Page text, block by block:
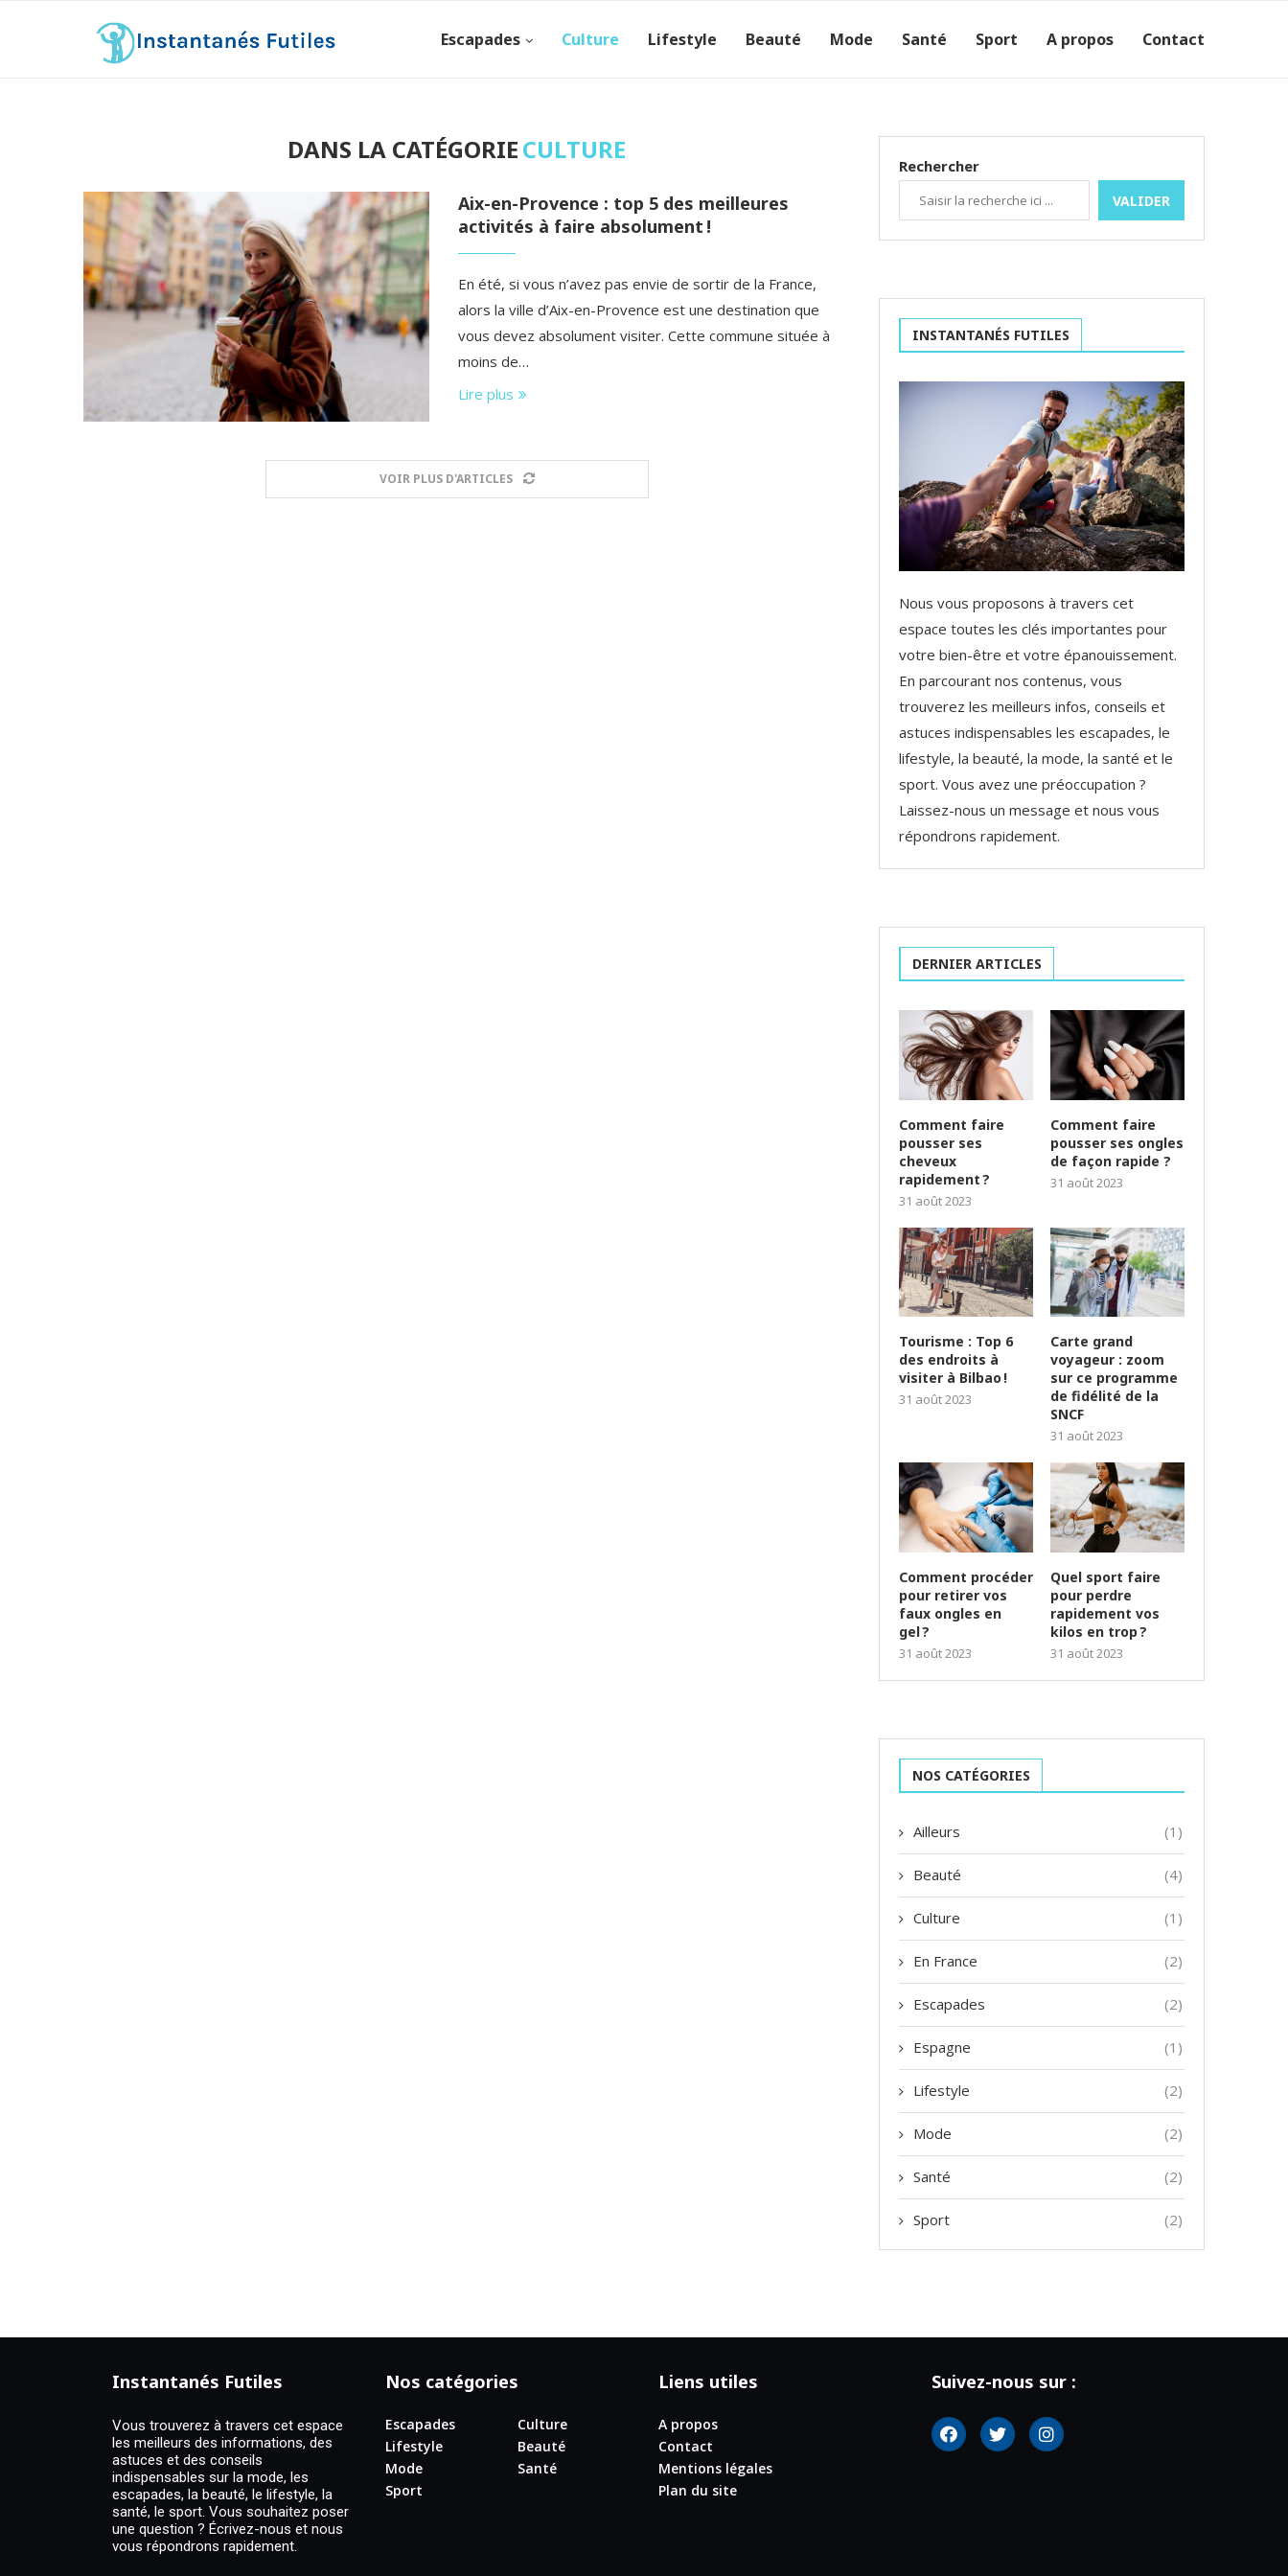
Escapades Culture Lifestyle Beauté Mode Santé Sport A propos Contact
DANS LA CATÉGORIECULTURE
Aix-en-Provence : top 5 des meilleures
activités à faire absolument !
En été, si vous n’avez pas envie de sortir de la France,
alors la ville d’Aix-en-Provence est une destination que
vous devez absolument visiter. Cette commune située à
moins de…
Lire plus
VOIR PLUS D'ARTICLES
Rechercher
VALIDER
INSTANTANÉS FUTILES
Nous vous proposons à travers cet
espace toutes les clés importantes pour
votre bien-être et votre épanouissement.
En parcourant nos contenus, vous
trouverez les meilleurs infos, conseils et
astuces indispensables les escapades, le
lifestyle, la beauté, la mode, la santé et le
sport. Vous avez une préoccupation ?
Laissez-nous un message et nous vous
répondrons rapidement.
DERNIER ARTICLES
Comment faire
pousser ses
cheveux
rapidement ?
31 août 2023
Comment faire
pousser ses ongles
de façon rapide ?
31 août 2023
Tourisme : Top 6
des endroits à
visiter à Bilbao !
31 août 2023
Carte grand
voyageur : zoom
sur ce programme
de fidélité de la
SNCF
31 août 2023
Comment procéder
pour retirer vos
faux ongles en
gel ?
31 août 2023
Quel sport faire
pour perdre
rapidement vos
kilos en trop ?
31 août 2023
NOS CATÉGORIES
Ailleurs (1)
Beauté (4)
Culture (1)
En France (2)
Escapades (2)
Espagne (1)
Lifestyle (2)
Mode (2)
Santé (2)
Sport (2)
Instantanés Futiles
Vous trouverez à travers cet espace
les meilleurs des informations, des
astuces et des conseils
indispensables sur la mode, les
escapades, la beauté, le lifestyle, la
santé, le sport. Vous souhaitez poser
une question ? Écrivez-nous et nous
vous répondrons rapidement.
Nos catégories
Escapades
Culture
Lifestyle
Beauté
Mode
Santé
Sport
Liens utiles
A propos
Contact
Mentions légales
Plan du site
Suivez-nous sur :